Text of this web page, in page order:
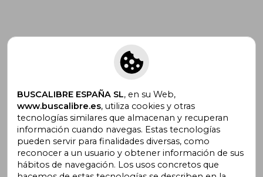
Suscríbete para recibir ofertas y
promociones
¿Necesitas ayuda?
BUSCALIBRE ESPAÑA SL, en su Web,
www.buscalibre.es, utiliza cookies y otras
tecnologías similares que almacenan y recuperan
información cuando navegas. Estas tecnologías
pueden servir para finalidades diversas, como
reconocer a un usuario y obtener información de sus
hábitos de navegación. Los usos concretos que